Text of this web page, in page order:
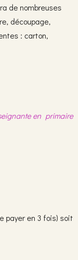
de nombreuses
découpage,
: carton,
en primaire
payer en 3 fois) soit